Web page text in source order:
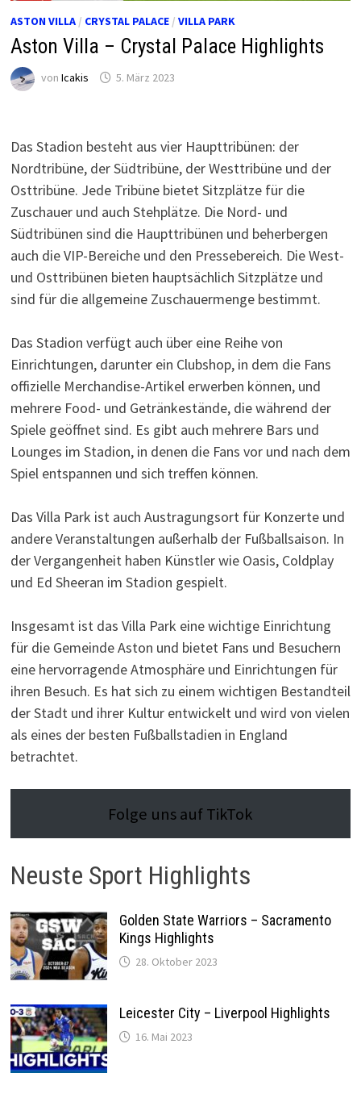
ASTON VILLA/ CRYSTAL PALACE/ VILLA PARK
Aston Villa – Crystal Palace Highlights
von Icakis 5. März 2023
Das Stadion besteht aus vier Haupttribünen: der
Nordtribüne, der Südtribüne, der Westtribüne und der
Osttribüne. Jede Tribüne bietet Sitzplätze für die
Zuschauer und auch Stehplätze. Die Nord- und
Südtribünen sind die Haupttribünen und beherbergen
auch die VIP-Bereiche und den Pressebereich. Die West-
und Osttribünen bieten hauptsächlich Sitzplätze und
sind für die allgemeine Zuschauermenge bestimmt.
Das Stadion verfügt auch über eine Reihe von
Einrichtungen, darunter ein Clubshop, in dem die Fans
offizielle Merchandise-Artikel erwerben können, und
mehrere Food- und Getränkestände, die während der
Spiele geöffnet sind. Es gibt auch mehrere Bars und
Lounges im Stadion, in denen die Fans vor und nach dem
Spiel entspannen und sich treffen können.
Das Villa Park ist auch Austragungsort für Konzerte und
andere Veranstaltungen außerhalb der Fußballsaison. In
der Vergangenheit haben Künstler wie Oasis, Coldplay
und Ed Sheeran im Stadion gespielt.
Insgesamt ist das Villa Park eine wichtige Einrichtung
für die Gemeinde Aston und bietet Fans und Besuchern
eine hervorragende Atmosphäre und Einrichtungen für
ihren Besuch. Es hat sich zu einem wichtigen Bestandteil
der Stadt und ihrer Kultur entwickelt und wird von vielen
als eines der besten Fußballstadien in England
betrachtet.
Folge uns auf TikTok
Neuste Sport Highlights
Golden State Warriors – Sacramento
Kings Highlights
28. Oktober 2023
Leicester City – Liverpool Highlights
16. Mai 2023